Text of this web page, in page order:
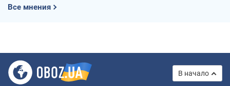
Все мнения
В начало